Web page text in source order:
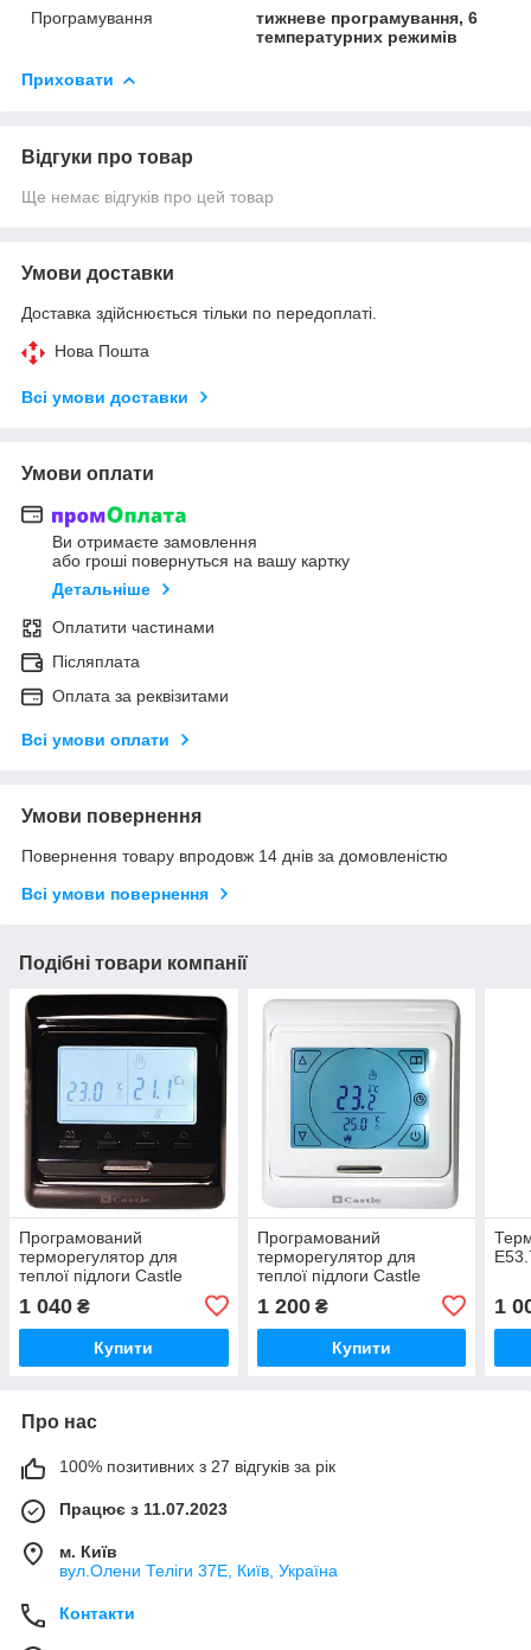
Програмування
тижневе програмування, 6
температурних режимів
Приховати
Відгуки про товар
Ще немає відгуків про цей товар
Умови доставки
Доставка здійснюється тільки по передоплаті.
Нова Пошта
Всі умови доставки
Умови оплати
Ви отримаєте замовлення
або гроші повернуться на вашу картку
Детальніше
Оплатити частинами
Післяплата
Оплата за реквізитами
Всі умови оплати
Умови повернення
Повернення товару впродовж 14 днів за домовленістю
Всі умови повернення
Подібні товари компанії
Програмований
терморегулятор для
теплої підлоги Castle
1 040 ₴
Купити
Програмований
терморегулятор для
теплої підлоги Castle
1 200₴
Купити
1
Про нас
100% позитивних з 27 відгуків за рік
Працює з 11.07.2023
м. Київ
вул.Олени Теліги 37Е, Київ, Україна
Контакти